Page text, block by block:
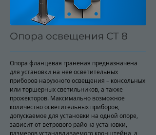
Опора освещения СТ 8
Опора фланцевая граненая предназначена
для установки на неё осветительных
приборов наружного освещения – консольных
или торшерных светильников, а также
прожекторов. Максимально возможное
количество осветительных приборов,
допускаемое для установки на одной опоре,
зависит от ветрового района установки,
размеров устанавливаемого кронштейна, а